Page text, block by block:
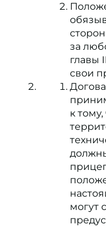
за
главы
свои
к
могут